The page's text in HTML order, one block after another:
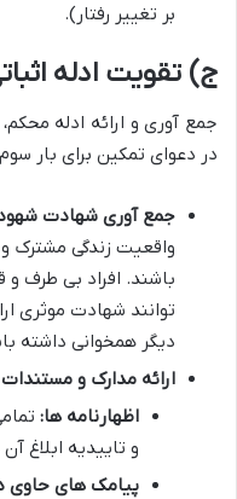
بر تغییر رفتار).
ج) تقویت ادله
جمع آوری و ارائه ادله
در دعوای تمکین برای بار
جمع آوری شهادت شهود
واقعیت زندگی مشترک
باشند. افراد بی طرف و
توانند شهادت موثری
دیگر همخوانی داشته
ارائه مدارک و
اظهارنامه ها:
و تاییدیه ابلاغ
پیامک های حاوی